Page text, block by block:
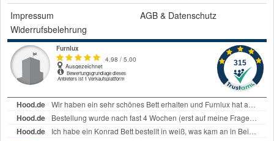
Impressum
AGB & Datenschutz
Widerrufsbelehrung